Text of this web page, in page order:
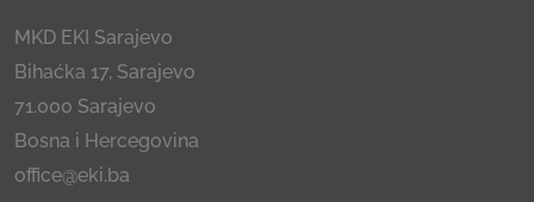
MKD EKI Sarajevo
Bihaćka 17, Sarajevo
71.000 Sarajevo
Bosna i Hercegovina
office@eki.ba